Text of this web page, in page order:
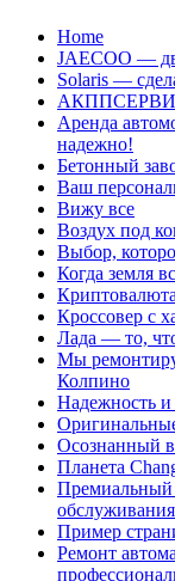
Перейти
содержанию
Home
JAECOO —
Solaris —
Аренда
надежно!
Бетонный
Ваш
Вижу все
Воздух под
Выбор,
Когда земля
Кроссовер с
Лада — то,
Мы
Колпино
Надежность и
Осознанный
Планета
Премиальный
Пример
Ремонт